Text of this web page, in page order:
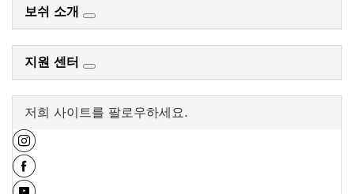
보쉬 소개
지원 센터
저희 사이트를 팔로우하세요.